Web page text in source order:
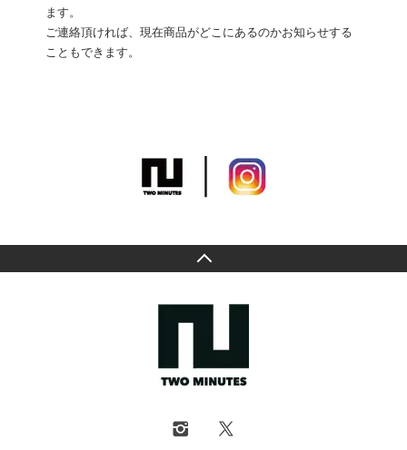
ます。
ご連絡頂ければ、現在商品がどこにあるのかお知らせする
こともできます。